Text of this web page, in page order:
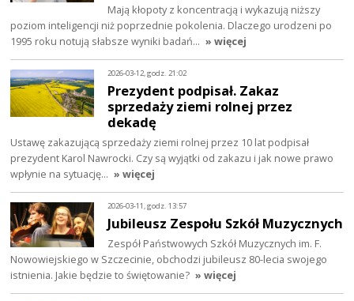
Mają kłopoty z koncentracją i wykazują niższy
poziom inteligencji niż poprzednie pokolenia. Dlaczego urodzeni po
1995 roku notują słabsze wyniki badań… » więcej
2026-03-12, godz. 21:02
Prezydent podpisał. Zakaz
sprzedaży ziemi rolnej przez
dekadę
Ustawę zakazującą sprzedaży ziemi rolnej przez 10 lat podpisał
prezydent Karol Nawrocki. Czy są wyjątki od zakazu i jak nowe prawo
wpłynie na sytuację… » więcej
2026-03-11, godz. 13:57
Jubileusz Zespołu Szkół Muzycznych
Zespół Państwowych Szkół Muzycznych im. F.
Nowowiejskiego w Szczecinie, obchodzi jubileusz 80-lecia swojego
istnienia. Jakie będzie to świętowanie? » więcej